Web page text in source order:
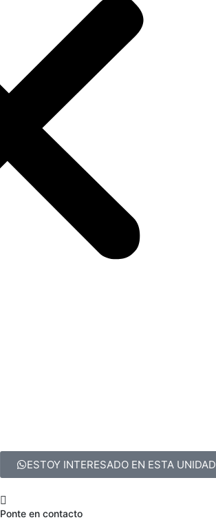
ESTOY INTERESADO EN ESTA UNIDAD
Ponte en contacto